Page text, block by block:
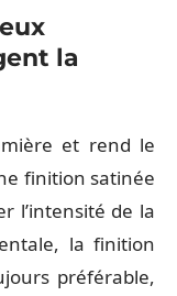
la
et rend le
finition satinée
l’intensité de la
la finition
préférable,